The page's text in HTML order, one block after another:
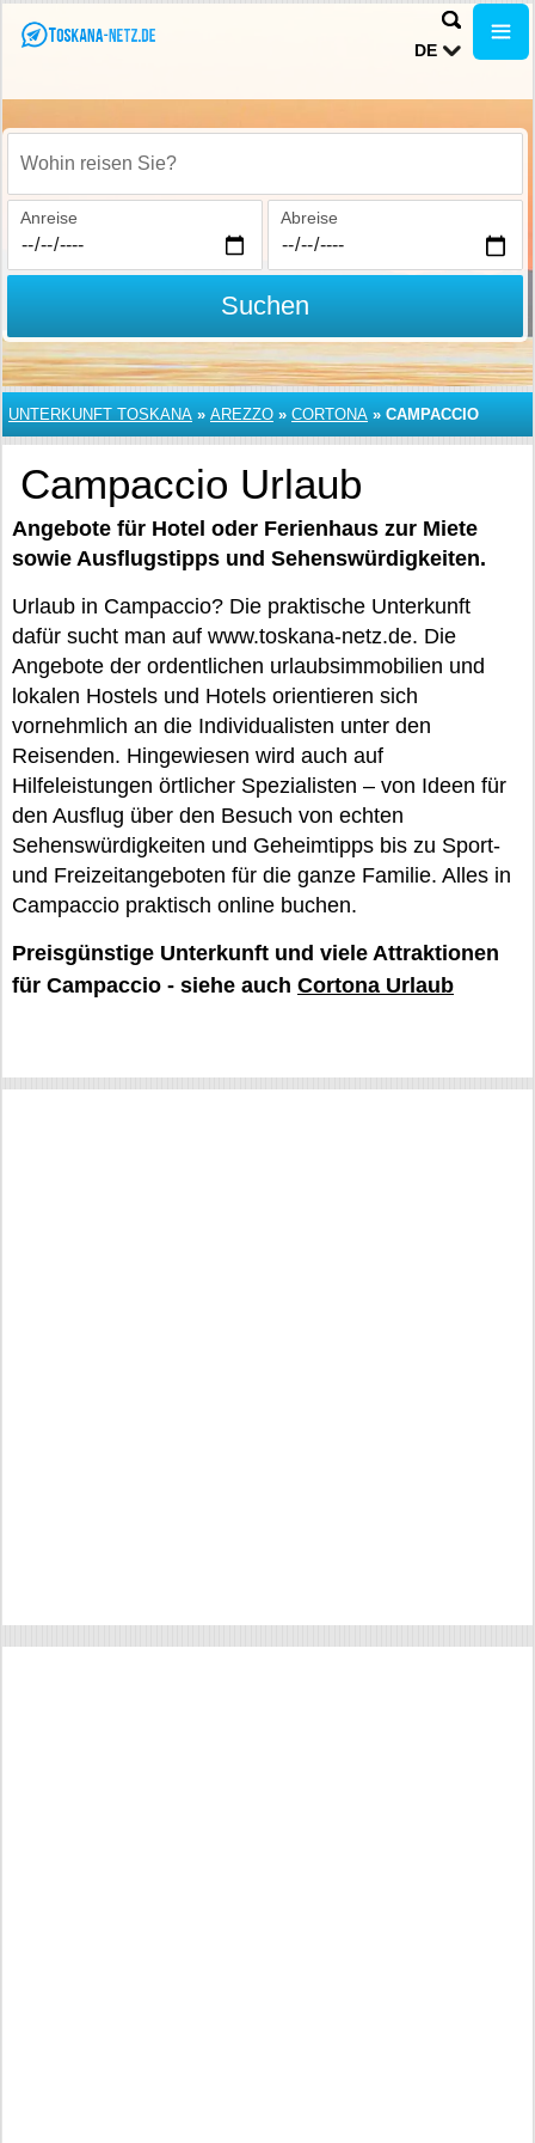
DE
Wohin reisen Sie?
Anreise Abreise
Suchen
UNTERKUNFT TOSKANA » AREZZO » CORTONA » CAMPACCIO
Campaccio Urlaub
Angebote für Hotel oder Ferienhaus zur Miete
sowie Ausflugstipps und Sehenswürdigkeiten.
Urlaub in Campaccio? Die praktische Unterkunft
dafür sucht man auf www.toskana-netz.de. Die
Angebote der ordentlichen urlaubsimmobilien und
lokalen Hostels und Hotels orientieren sich
vornehmlich an die Individualisten unter den
Reisenden. Hingewiesen wird auch auf
Hilfeleistungen örtlicher Spezialisten – von Ideen für
den Ausflug über den Besuch von echten
Sehenswürdigkeiten und Geheimtipps bis zu Sport-
und Freizeitangeboten für die ganze Familie. Alles in
Campaccio praktisch online buchen.
Preisgünstige Unterkunft und viele Attraktionen
für Campaccio - siehe auch Cortona Urlaub